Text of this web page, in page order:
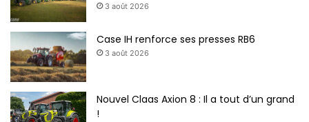
3 août 2026
Case IH renforce ses presses RB6
3 août 2026
Nouvel Claas Axion 8 : Il a tout d’un grand
!